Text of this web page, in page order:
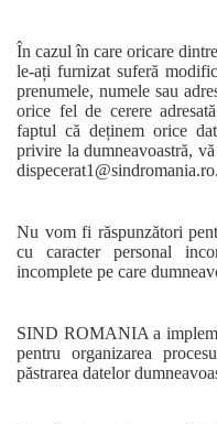
În cazul în care oricare
le-ați furnizat suferă
prenumele, numele sau
orice fel de cerere
faptul că deținem orice
privire la dumneavoastră,
dispecerat1@sindromania.ro.
Nu vom fi răspunzători
cu caracter personal
incomplete pe care
SIND ROMANIA a
pentru organizarea
păstrarea datelor